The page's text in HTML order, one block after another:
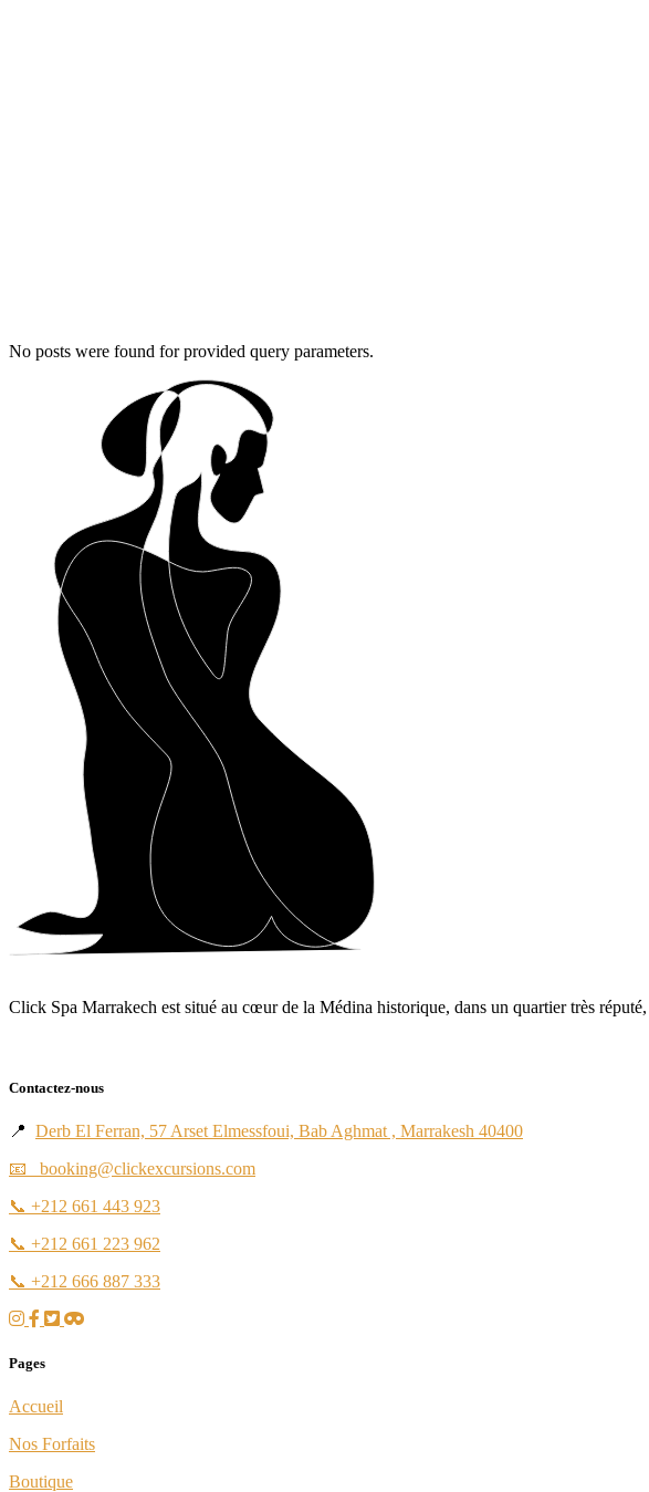
No posts were found for provided query parameters.
Click Spa Marrakech est situé au cœur de la Médina historique, dans un quartier très
Contactez-nous
📍 Derb El Ferran, 57 Arset Elmessfoui, Bab Aghmat , Marrakesh 40400
📧 booking@clickexcursions.com
📞 +212 661 443 923
📞 +212 661 223 962
📞 +212 666 887 333
Pages
Accueil
Nos Forfaits
Boutique